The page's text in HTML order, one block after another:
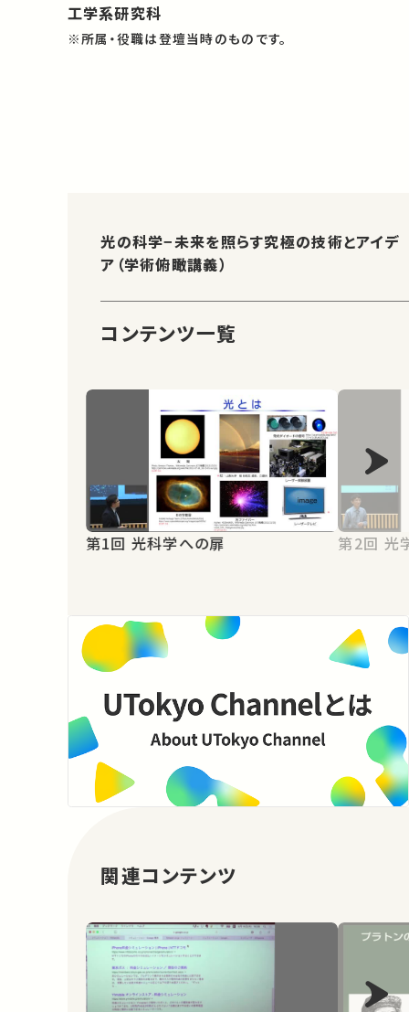
工学系研究科
※所属・役職は登壇当時のものです。
光の科学−未来を照らす究極の技術とアイデ
ア（学術俯瞰講義）
コンテンツ一覧
第1回 光科学への扉 第2
関連コンテンツ